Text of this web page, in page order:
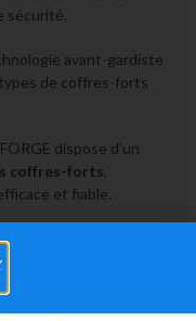
sécurité.
avant-gardiste
de coffres-forts
dispose d’un
coffres-forts
et fiable.
également
unique ou spéciale
de vos